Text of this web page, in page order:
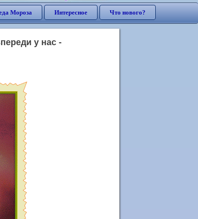
Мороза Интересное Что нового?
у нас -